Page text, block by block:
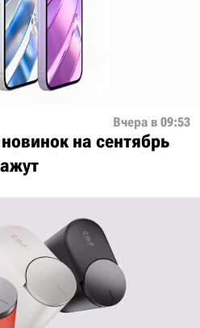
Вчера в 09:53
на сентябрь